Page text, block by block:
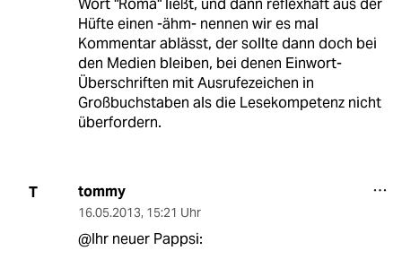
Wort "Roma" ließt, und dann reflexhaft aus der
Hüfte einen -ähm- nennen wir es mal
Kommentar ablässt, der sollte dann doch bei
den Medien bleiben, bei denen Einwort-
Überschriften mit Ausrufezeichen in
Großbuchstaben als die Lesekompetenz nicht
überfordern.
T tommy
16.05.2013, 15:21 Uhr
@Ihr neuer Pappsi: